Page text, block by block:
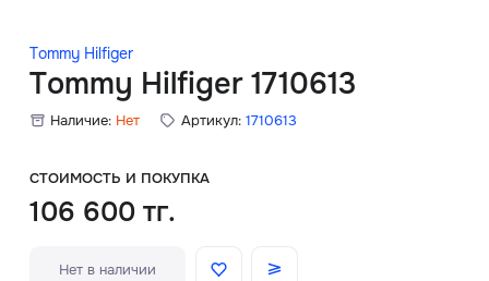
Tommy Hilfiger
Tommy Hilfiger 1710613
Наличие: Нет Артикул: 1710613
СТОИМОСТЬ И ПОКУПКА
106 600 тг.
Нет в наличии
Главная
О нас
Доставка и оплата